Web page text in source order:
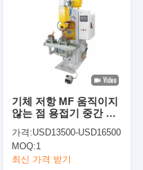
기체 저항 MF 움직이지
않는 점 용접기 중간 주
가격:USD13500-USD16500
MOQ:1
최신 가격 받기